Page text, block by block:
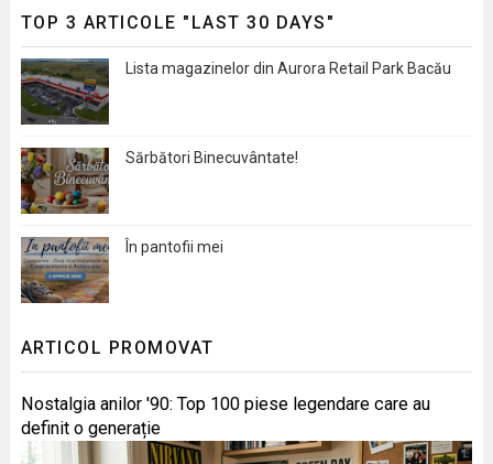
TOP 3 ARTICOLE "LAST 30 DAYS"
Lista magazinelor din Aurora Retail Park Bacău
Sărbători Binecuvântate!
În pantofii mei
ARTICOL PROMOVAT
Nostalgia anilor '90: Top 100 piese legendare care au
definit o generație